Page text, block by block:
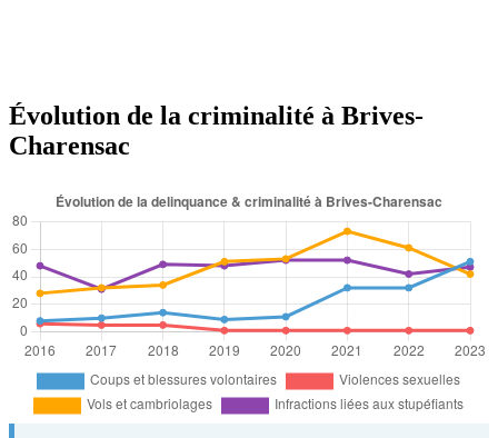
Évolution de la criminalité à Brives-
Charensac